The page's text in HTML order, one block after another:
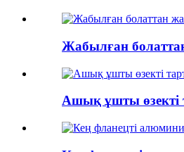
Жабылған
Ашық ұшты өзекті